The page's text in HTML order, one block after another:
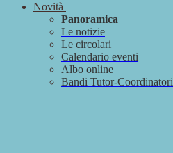
Novità
Panoramica
Le notizie
Le circolari
Calendario eventi
Albo online
Bandi Tutor-Coordinatori